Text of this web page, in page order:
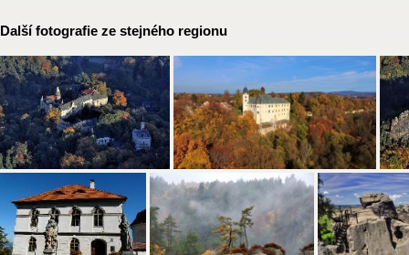
Další fotografie ze stejného regionu